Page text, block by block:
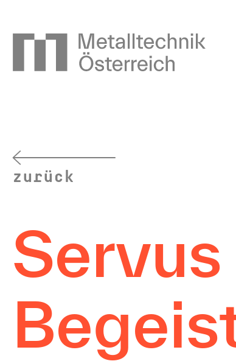
zurück